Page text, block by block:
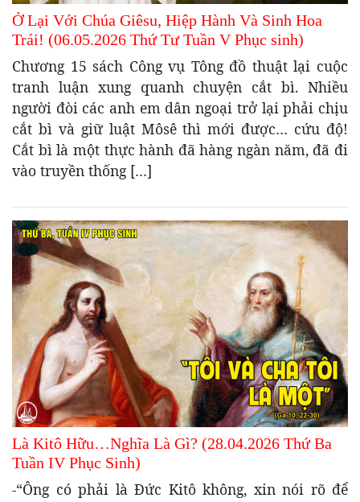
Ở Lại Với Chúa Giêsu, Hiệp Hành Và Sinh Hoa
Trái! (06.05.2026 Thứ Tư Tuần V Phục sinh)
Chương 15 sách Công vụ Tông đồ thuật lại cuộc
tranh luận xung quanh chuyện cắt bì. Nhiều
người đòi các anh em dân ngoại trở lại phải chịu
cắt bì và giữ luật Môsê thì mới được… cứu độ!
Cắt bì là một thực hành đã hàng ngàn năm, đã đi
vào truyền thống […]
Là Kitô Hữu…Nghĩa Là Gì? (28.04.2026 Thứ Ba
Tuần IV Phục Sinh)
-“Ông có phải là Đức Kitô không, xin nói rõ để